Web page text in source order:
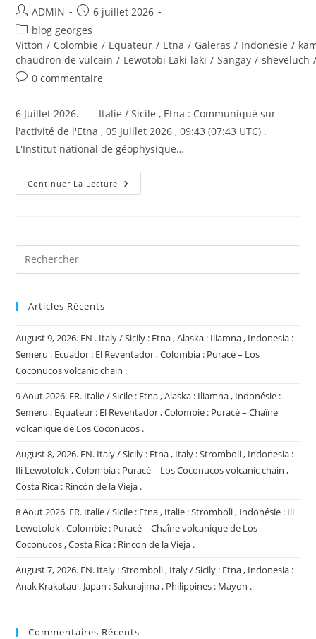
Auteur/autrice
de
la
publication :
ADMIN
Publication
publiée :
6 juillet 2026
Post
category:
blog georges
Vitton / Colombie / Equateur / Etna / Galeras / Indonesie /
chaudron de vulcain / Lewotobi Laki-laki / Sangay / sheveluch
Commentaires
publication :
0 commentaire
6 Juillet 2026. Italie / Sicile , Etna : Communiqué sur
l'activité de l'Etna , 05 Juillet 2026 , 09:43 (07:43 UTC) .
L'Institut national de géophysique…
Continuer La Lecture
Juillet
Sicile
,
Lewotobi
Laki-
Laki
,
:
Galeras
,
Equateur
:
.
Articles Récents
August 9, 2026. EN . Italy / Sicily : Etna , Alaska : Iliamna , Indonesia :
Semeru , Ecuador : El Reventador , Colombia : Puracé – Los
Coconucos volcanic chain .
9 Aout 2026. FR. Italie / Sicile : Etna , Alaska : Iliamna , Indonésie :
Semeru , Equateur : El Reventador , Colombie : Puracé – Chaîne
volcanique de Los Coconucos .
August 8, 2026. EN. Italy / Sicily : Etna , Italy : Stromboli , Indonesia :
Ili Lewotolok , Colombia : Puracé – Los Coconucos volcanic chain ,
Costa Rica : Rincón de la Vieja .
8 Aout 2026. FR. Italie / Sicile : Etna , Italie : Stromboli , Indonésie : Ili
Lewotolok , Colombie : Puracé – Chaîne volcanique de Los
Coconucos , Costa Rica : Rincon de la Vieja .
August 7, 2026. EN. Italy : Stromboli , Italy / Sicily : Etna , Indonesia :
Anak Krakatau , Japan : Sakurajima , Philippines : Mayon .
Commentaires Récents